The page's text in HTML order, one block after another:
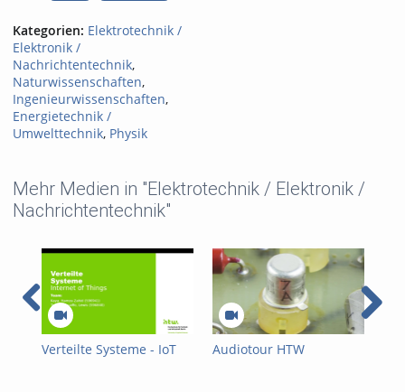
Kategorien: Elektrotechnik /
Elektronik /
Nachrichtentechnik,
Naturwissenschaften,
Ingenieurwissenschaften,
Energietechnik /
Umwelttechnik, Physik
Mehr Medien in "Elektrotechnik / Elektronik /
Nachrichtentechnik"
Verteilte Systeme - IoT
Audiotour HTW